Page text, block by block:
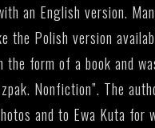
an English version.
the Polish version
form of a book and
Nonfiction”. The
and to Ewa Kuta for